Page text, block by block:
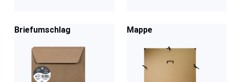
Briefumschlag Mappe